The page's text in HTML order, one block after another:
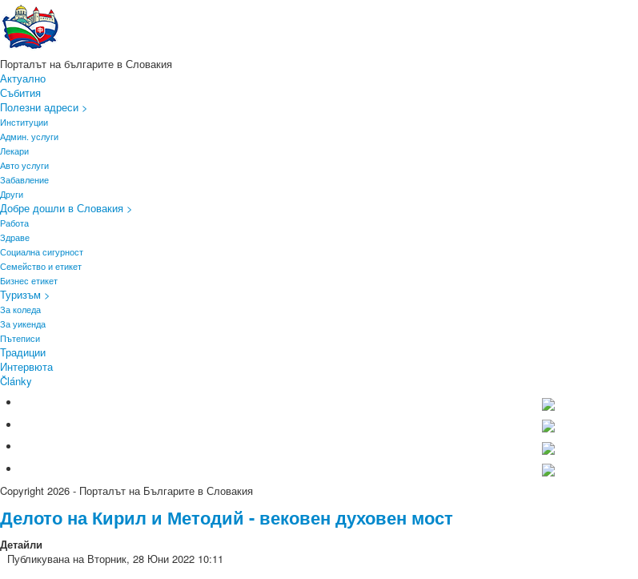
Порталът на българите в Словакия
Актуално
Събития
Полезни адреси >
Институции
Админ. услуги
Лекари
Авто услуги
Забавление
Други
Добре дошли в Словакия >
Работа
Здраве
Социална сигурност
Семейство и етикет
Бизнес етикет
Туризъм >
За коледа
За уикенда
Пътеписи
Традиции
Интервюта
Články
Copyright 2026 - Порталът на Българите в Словакия
Делото на Кирил и Методий - вековен духовен мост
Детайли
Публикувана на Вторник, 28 Юни 2022 10:11